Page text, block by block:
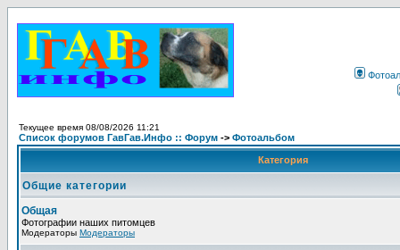
Текущее время 08/08/2026 11:21
Список форумов ГавГав.Инфо :: Форум -> Фотоальбом
Категория
Общие категории
Общая
Фотографии наших питомцев
Модераторы Модераторы